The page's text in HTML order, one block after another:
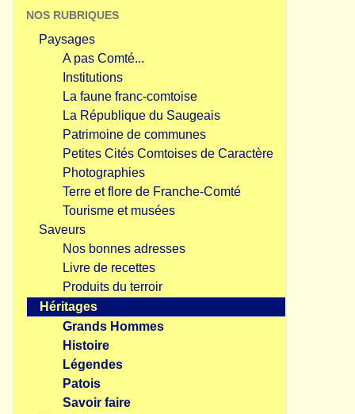
NOS RUBRIQUES
Paysages
A pas Comté...
Institutions
La faune franc-comtoise
La République du Saugeais
Patrimoine de communes
Petites Cités Comtoises de Caractère
Photographies
Terre et flore de Franche-Comté
Tourisme et musées
Saveurs
Nos bonnes adresses
Livre de recettes
Produits du terroir
Héritages
Grands Hommes
Histoire
Légendes
Patois
Savoir faire